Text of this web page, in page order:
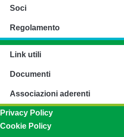
Soci
Regolamento
Link utili
Documenti
Associazioni aderenti
Privacy Policy
Cookie Policy